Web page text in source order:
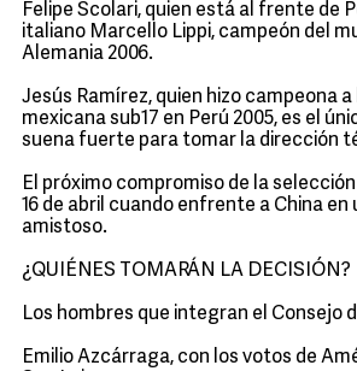
Felipe Scolari, quien está al frente de
italiano Marcello Lippi, campeón del
Alemania 2006.
Jesús Ramírez, quien hizo campeona
mexicana sub17 en Perú 2005, es el
suena fuerte para tomar la dirección
El próximo compromiso de la
16 de abril cuando enfrente a China en
amistoso.
¿QUIÉNES TOMARÁN LA DECISIÓN?
Los hombres que integran el Consejo
Emilio Azcárraga, con los votos de